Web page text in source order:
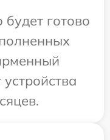
будет готово